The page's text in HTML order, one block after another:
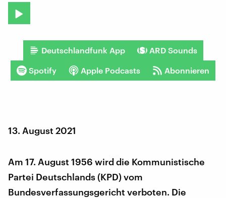
Deutschlandfunk App ARD Sounds
Spotify Apple Podcasts Abonnieren
13. August 2021
Am 17. August 1956 wird die Kommunistische
Partei Deutschlands (KPD) vom
Bundesverfassungsgericht verboten. Die